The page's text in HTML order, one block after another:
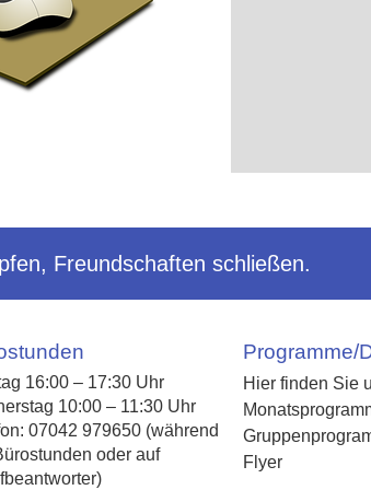
Freundschaften schließen.
16:00 – 17:30 Uhr
10:00 – 11:30 Uhr
07042 979650 (während
oder auf
Programme/
Hier finden Sie
Flyer